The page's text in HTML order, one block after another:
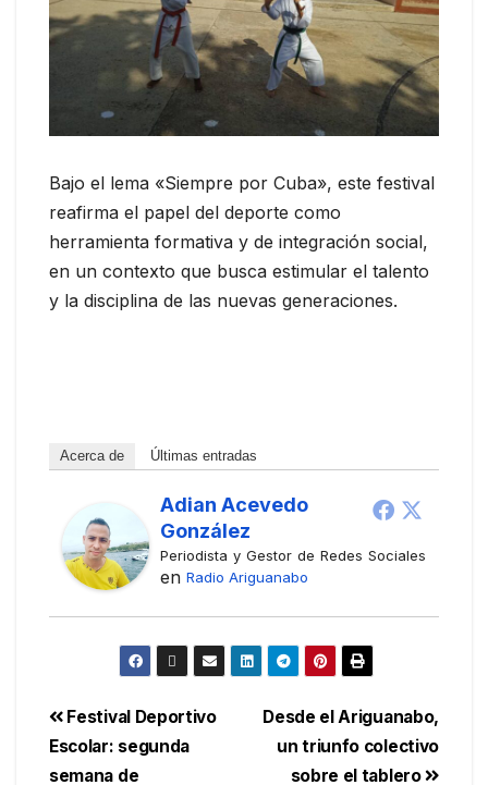
Bajo el lema «Siempre por Cuba», este festival
reafirma el papel del deporte como
herramienta formativa y de integración social,
en un contexto que busca estimular el talento
y la disciplina de las nuevas generaciones.
Acerca de Últimas entradas
Adian Acevedo
González
Periodista y Gestor de Redes Sociales
en Radio Ariguanabo
Desde el Ariguanabo,
un triunfo colectivo
sobre el tablero
Festival Deportivo
Escolar: segunda
semana de